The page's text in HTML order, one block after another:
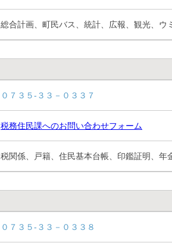
総合計画、町民バス、統計、広報、観光、
０７３５-３３－０３３７
税務住民課へのお問い合わせフォーム
税関係、戸籍、住民基本台帳、印鑑証明、年
０７３５-３３－０３３８